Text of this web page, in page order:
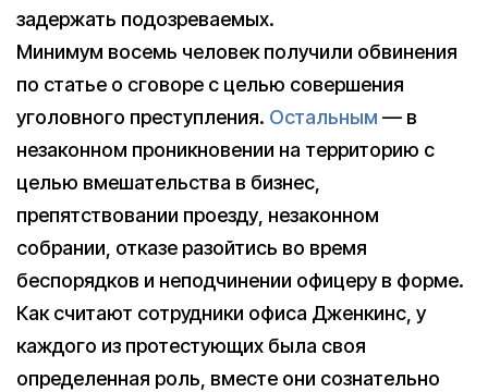
задержать подозреваемых.
Минимум восемь человек получили обвинения
по статье о сговоре с целью совершения
уголовного преступления. Остальным — в
незаконном проникновении на территорию с
целью вмешательства в бизнес,
препятствовании проезду, незаконном
собрании, отказе разойтись во время
беспорядков и неподчинении офицеру в форме.
Как считают сотрудники офиса Дженкинс, у
каждого из протестующих была своя
определенная роль, вместе они сознательно